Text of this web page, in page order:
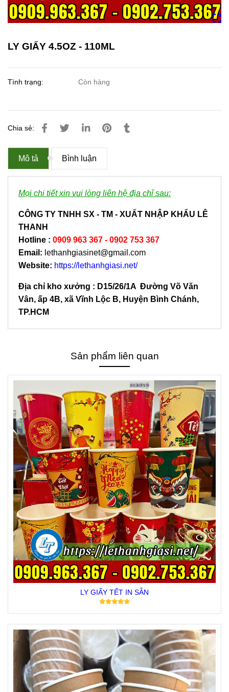
LY GIẤY 4.5OZ - 110ML
Tình trạng: Còn hàng
Chia sẻ:
Mô tả Bình luận
Mọi chi tiết xin vui lòng liên hệ địa chỉ sau:
CÔNG TY TNHH SX - TM - XUẤT NHẬP KHẨU LÊ
THANH
Hotline : 0909 963 367 - 0902 753 367
Email: lethanhgiasinet@gmail.com
Website: https://lethanhgiasi.net/
Địa chỉ kho xưởng : D15/26/1A Đường Võ Văn
Vân, ấp 4B, xã Vĩnh Lộc B, Huyện Bình Chánh,
TP.HCM
Sản phẩm liên quan
LY GIẤY TẾT IN SẴN